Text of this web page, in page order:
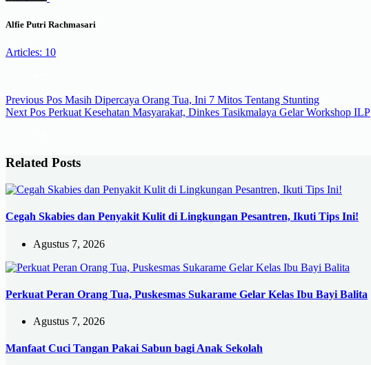
Alfie Putri Rachmasari
Articles: 10
Previous Pos Masih Dipercaya Orang Tua, Ini 7 Mitos Tentang Stunting
Next Pos Perkuat Kesehatan Masyarakat, Dinkes Tasikmalaya Gelar Workshop ILP
Related Posts
Cegah Skabies dan Penyakit Kulit di Lingkungan Pesantren, Ikuti Tips Ini!
Agustus 7, 2026
Perkuat Peran Orang Tua, Puskesmas Sukarame Gelar Kelas Ibu Bayi Balita
Agustus 7, 2026
Manfaat Cuci Tangan Pakai Sabun bagi Anak Sekolah